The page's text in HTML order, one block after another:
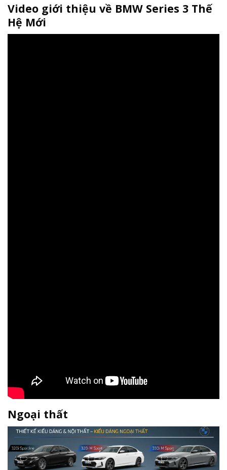
Video giới thiệu về BMW Series 3 Thế
Hệ Mới
Ngoại thất